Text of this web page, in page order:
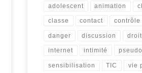
adolescent animation
classe contact contrôle
danger discussion droit
internet intimité pseudo
sensibilisation TIC vie